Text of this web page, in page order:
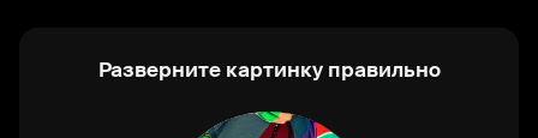
Разверните картинку правильно